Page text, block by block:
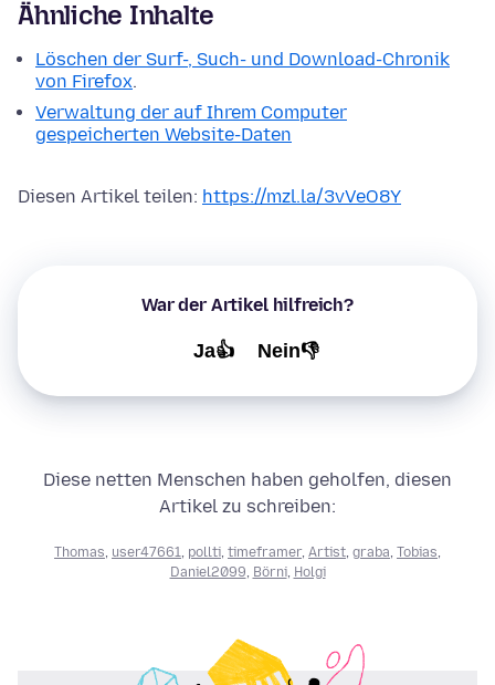
Ähnliche Inhalte
Löschen der Surf-, Such- und Download-Chronik
von Firefox.
Verwaltung der auf Ihrem Computer
gespeicherten Website-Daten
Diesen Artikel teilen: https://mzl.la/3vVeO8Y
War der Artikel hilfreich?
Ja👍 Nein👎
Diese netten Menschen haben geholfen, diesen
Artikel zu schreiben:
Thomas user47661 pollti timeframer, Artist graba Tobias
Daniel2099 Börni, Holgi